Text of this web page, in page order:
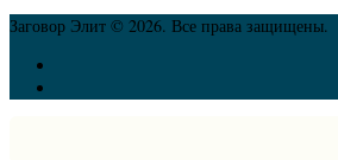
Заговор Элит © 2026. Все права защищены.